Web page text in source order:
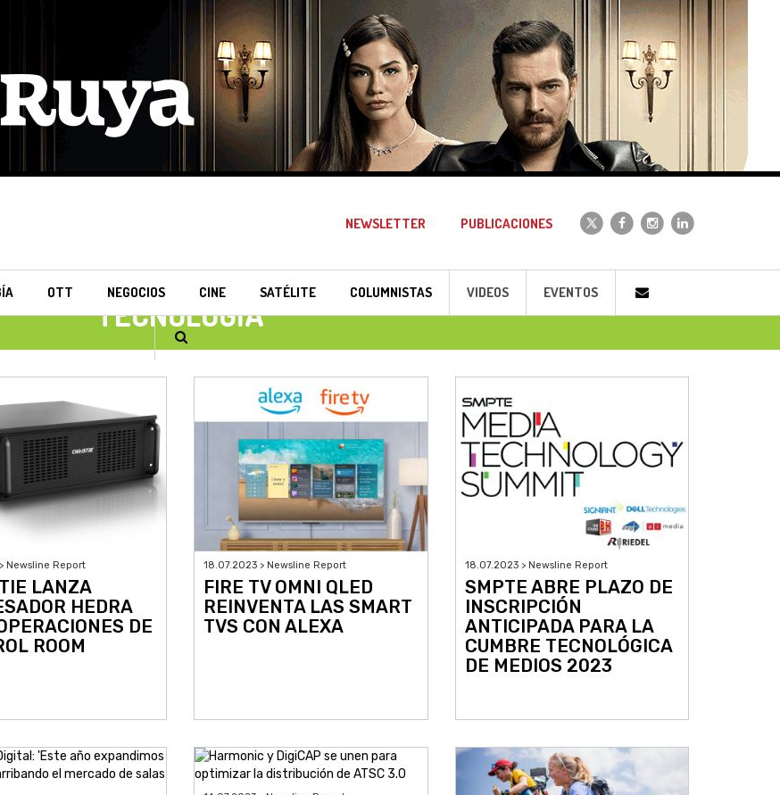
NEWSLETTER PUBLICACIONES
OTT NEGOCIOS CINE SATÉLITE COLUMNISTAS VIDEOS EVENTOS
TECNOLOGÍA
Newsline Report
LANZA
HEDRA
DE
ROOM
18.07.2023 > Newsline Report
FIRE TV OMNI QLED
REINVENTA LAS SMART
TVS CON ALEXA
18.07.2023 > Newsline Report
SMPTE ABRE PLAZO DE
INSCRIPCIÓN
ANTICIPADA PARA LA
CUMBRE TECNOLÓGICA
DE MEDIOS 2023